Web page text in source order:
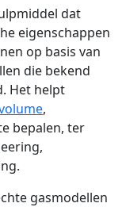
dat
eigenschappen
op basis van
die bekend
Het helpt
,
bepalen, ter
gasmodellen